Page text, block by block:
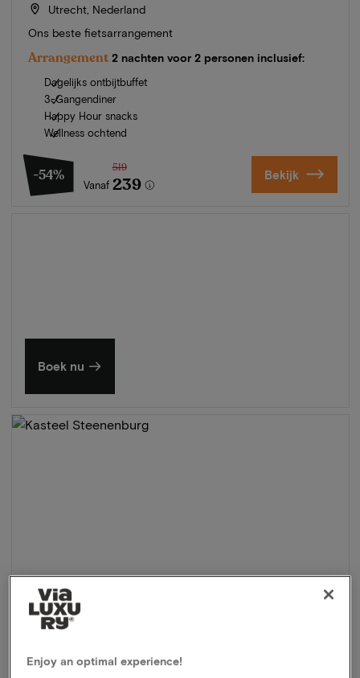
Utrecht, Nederland
Ons beste fietsarrangement
Arrangement 2 nachten voor 2 personen inclusief:
Dagelijks ontbijtbuffet
3-Gangendiner
Happy Hour snacks
Wellness ochtend
-54%
Vanaf
519
239 Bekijk
Boek nu
Kasteel Steenenburg★★★★
Enjoy an optimal experience!